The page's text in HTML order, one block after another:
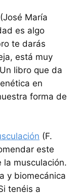
(José María
es algo
te darás
está muy
libro que da
en
forma de
(F.
este
musculación.
y biomecánica
tenéis a